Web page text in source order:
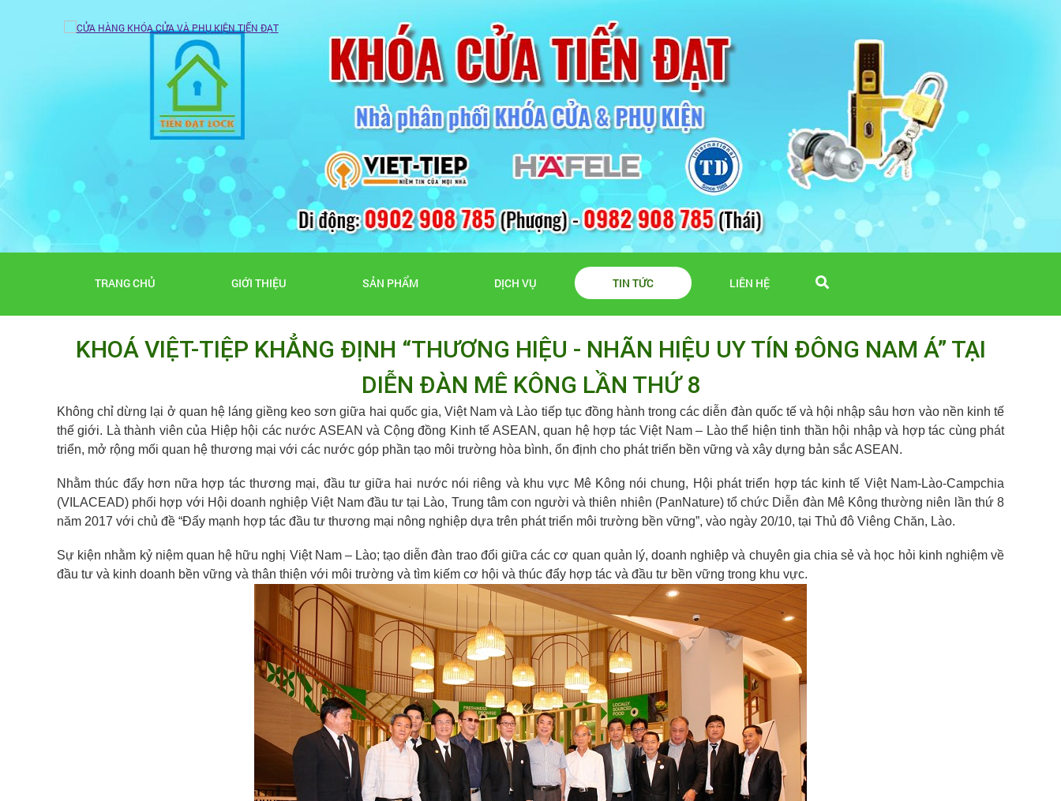
TRANG CHỦ GIỚI THIỆU SẢN PHẨM DỊCH VỤ TIN TỨC LIÊN HỆ
KHOÁ VIỆT-TIỆP KHẲNG ĐỊNH “THƯƠNG HIỆU - NHÃN HIỆU UY TÍN ĐÔNG NAM Á” TẠI
DIỄN ĐÀN MÊ KÔNG LẦN THỨ 8
Không chỉ dừng lại ở quan hệ láng giềng keo sơn giữa hai quốc gia, Việt Nam và Lào tiếp tục đồng hành trong các diễn đàn quốc tế và hội nhập sâu hơn vào nền kinh tế
thế giới. Là thành viên của Hiệp hội các nước ASEAN và Cộng đồng Kinh tế ASEAN, quan hệ hợp tác Việt Nam – Lào thể hiện tinh thần hội nhập và hợp tác cùng phát
triển, mở rộng mối quan hệ thương mại với các nước góp phần tạo môi trường hòa bình, ổn định cho phát triển bền vững và xây dựng bản sắc ASEAN.
Nhằm thúc đẩy hơn nữa hợp tác thương mại, đầu tư giữa hai nước nói riêng và khu vực Mê Kông nói chung, Hội phát triển hợp tác kinh tế Việt Nam-Lào-Campchia
(VILACEAD) phối hợp với Hội doanh nghiệp Việt Nam đầu tư tại Lào, Trung tâm con người và thiên nhiên (PanNature) tổ chức Diễn đàn Mê Kông thường niên lần thứ 8
năm 2017 với chủ đề “Đẩy mạnh hợp tác đầu tư thương mại nông nghiệp dựa trên phát triển môi trường bền vững”, vào ngày 20/10, tại Thủ đô Viêng Chăn, Lào.
Sự kiện nhằm kỷ niệm quan hệ hữu nghị Việt Nam – Lào; tạo diễn đàn trao đổi giữa các cơ quan quản lý, doanh nghiệp và chuyên gia chia sẻ và học hỏi kinh nghiệm về
đầu tư và kinh doanh bền vững và thân thiện với môi trường và tìm kiếm cơ hội và thúc đẩy hợp tác và đầu tư bền vững trong khu vực.